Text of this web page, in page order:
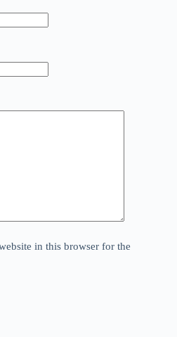
in this browser for the